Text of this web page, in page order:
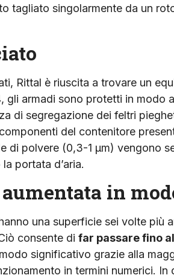
tagliato singolarmente da un
Rittal è riuscita a trovare un
, gli armadi sono protetti in modo
di segregazione dei feltri
del contenitore
di polvere (0,3-1 µm) vengono
portata d’aria.
aumentata in
una superficie sei volte più
consente di far passare fino
significativo grazie alla
in termini numerici.